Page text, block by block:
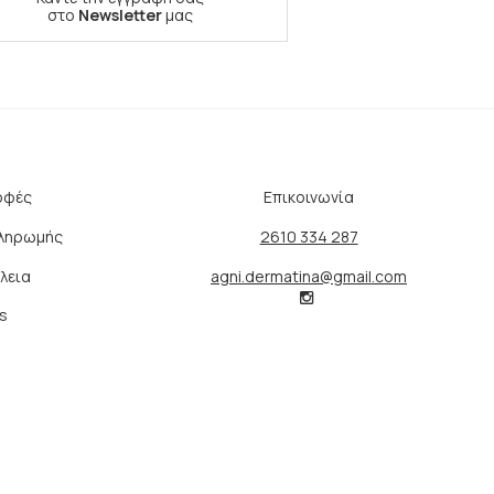
στο Newsletterμας
Επικοινωνία
2610 334 287
agni.dermatina@gmail.com